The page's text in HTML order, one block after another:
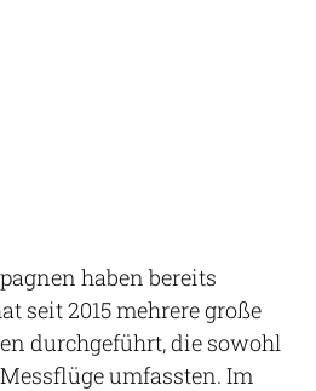
haben bereits
seit 2015 mehrere große
durchgeführt, die sowohl
umfassten. Im